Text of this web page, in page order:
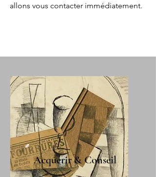
allons vous contacter immédiatement.
Acquérir & Conseil